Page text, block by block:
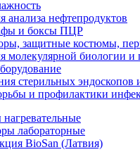
анализа нефтепродуктов
и боксы ПЦР
защитные костюмы,
молекулярной биологии и
стерильных эндоскопов
и профилактики
лабораторные
BioSan (Латвия)